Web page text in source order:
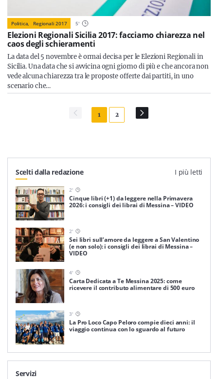
Politica, Regionali 2017 5'
Elezioni Regionali Sicilia 2017: facciamo chiarezza nel
caos degli schieramenti
La data del 5 novembre è ormai decisa per le Elezioni Regionali in
Sicilia. Una data che si avvicina ogni giorno di più e che ancora non
vede alcuna chiarezza tra le proposte offerte dai partiti, in uno
scenario che…
1 2
Scelti dalla redazione I più letti
2'
Cinque libri (+1) da leggere nella Primavera
2026: i consigli dei librai di Messina – VIDEO
2'
Sei libri sull’amore da leggere a San Valentino
(e non solo): i consigli dei librai di Messina –
VIDEO
4'
Carta Dedicata a Te Messina 2025: come
ricevere il contributo alimentare di 500 euro
3'
La Pro Loco Capo Peloro compie dieci anni: il
viaggio continua con lo sguardo al futuro
Servizi